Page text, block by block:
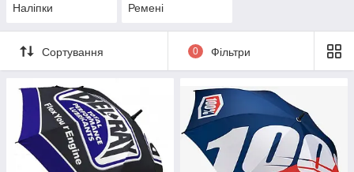
Наліпки Ремені
Сортування 0 Фільтри